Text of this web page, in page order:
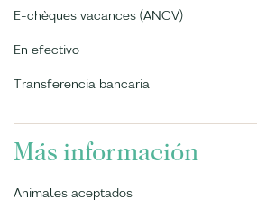
E-chèques vacances (ANCV)
En efectivo
Transferencia bancaria
Más información
Animales aceptados